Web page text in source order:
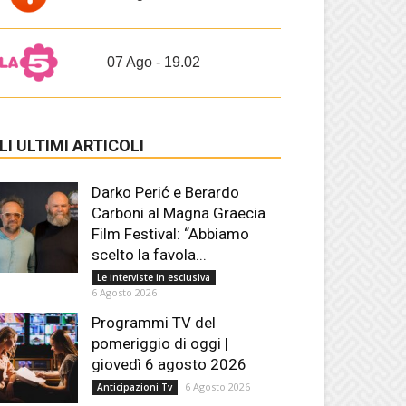
07 Ago - 19.02
ULTIMI ARTICOLI
Darko Perić e Berardo
Carboni al Magna Graecia
Film Festival: “Abbiamo
scelto la favola...
Le interviste in esclusiva
6 Agosto 2026
Programmi TV del
pomeriggio di oggi |
giovedì 6 agosto 2026
Anticipazioni Tv 6 Agosto 2026